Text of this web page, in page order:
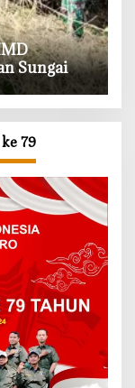
Sungai
79